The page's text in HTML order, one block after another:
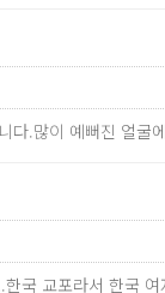
다.많이 예뻐진 얼
국 교포라서 한국